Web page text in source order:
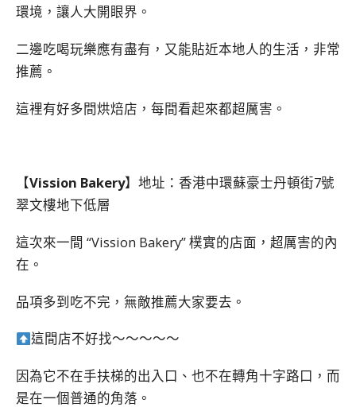
環境，讓人大開眼界。
二邊吃喝玩樂應有盡有，又能貼近本地人的生活，非常
推薦。
這裡有好多間烘焙店，每間看起來都超厲害。
【Vission Bakery】地址：香港中環蘇豪士丹頓街7號
翠文樓地下低層
這次來一間 “Vission Bakery” 樸實的店面，超厲害的內
在。
品項多到吃不完，無敵推薦大家要去。
這間店不好找～～～～～
因為它不在手扶梯的出入口、也不在轉角十字路口，而
是在一個普通的角落。